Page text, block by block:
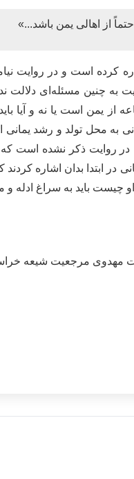
از اهالی یمن باشد...»
کرده است و در روایت
چنین مسئله‌ای دلالت
از یمن است یا نه و آیا
به محل تولد و رشد
روایت ذکر نشده است
ابتدا بدان اشاره
باید به سراغ ادله و
مهدوی مرجعیت شیعه